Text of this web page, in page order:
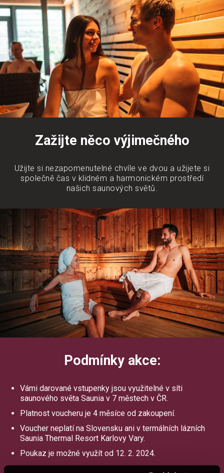
Zažijte něco výjimečného
Užijte si nezapomenutelné chvíle ve dvou a užijete si
společně čas v klidném a harmonickém prostředí
našich saunových světů.
Podmínky akce:
Vámi darované vstupenky jsou využitelné v síti
saunového světa Saunia v 7 městech v ČR.
Platnost voucheru je 4 měsíce od zakoupení.
Voucher neplatí na Slovensku ani v termálních lázních
Saunia Thermal Resort Karlovy Vary.
Poukaz je možné využít od 12. 2. 2024.